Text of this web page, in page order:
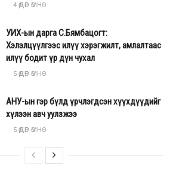
4 ӨДӨР ӨМНӨ
УИХ-ын дарга С.Бямбацогт:
Хэлэлцүүлгээс илүү хэрэгжилт, амлалтаас
илүү бодит үр дүн чухал
5 ӨДӨР ӨМНӨ
АНУ-ын гэр бүлд үрчлэгдсэн хүүхдүүдийг
хүлээн авч уулзжээ
5 ӨДӨР ӨМНӨ